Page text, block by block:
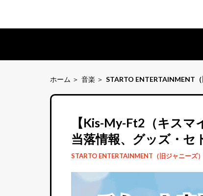
ホーム 音楽 STARTO ENTERTAINMENT（
【Kis-My-Ft2（キス
当落情報、グッズ・セ
STARTO ENTERTAINMENT（旧ジャニーズ）